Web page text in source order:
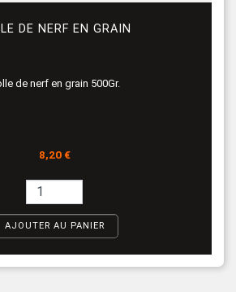
DE NERF EN GRAIN
de nerf en grain 500Gr.
Prix
8,20 €
AJOUTER AU PANIER